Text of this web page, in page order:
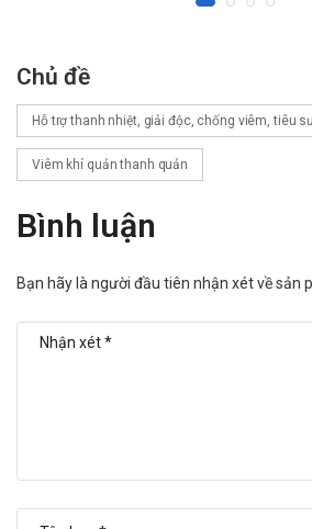
Sản phẩm có công dụng
Detox Mụn Kim Ngân Hoa Liên Kiều
Beejuvit Thanh nhiệt mát gan CPC1HN
Chủ đề
Hỗ trợ thanh nhiệt, giải độc, chống viêm, tiêu
Viêm khí quản thanh quản
Bình luận
Bạn hãy là người đầu tiên nhận xét về sản